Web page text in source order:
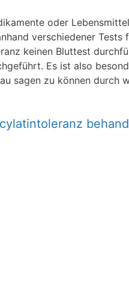
oder
verschiedener Tests
keinen Bluttest
Es ist also
sagen zu können durch